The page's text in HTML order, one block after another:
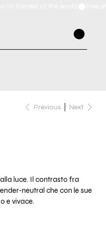
Previous Next
luce. Il contrasto fra
neutral che con le sue
e vivace.